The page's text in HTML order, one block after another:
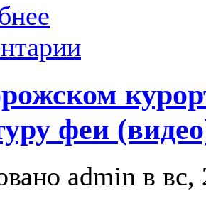
феи
admin в